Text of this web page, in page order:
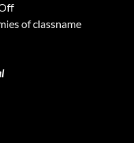
of classname